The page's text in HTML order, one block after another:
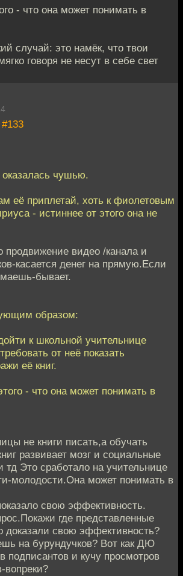
- что она может понимать в
случай: это намёк, что твои
говоря не несут в себе свет
#133
чушью.
её приплетай, хоть к фиолетовым
- истиннее от этого она не
видео /канала и
касается денег на прямую.Если
бывает.
образом:
к школьной учительнице
от неё показать
её книг.
- что она может понимать в
не книги писать,а обучать
развивает мозг и социальные
тд Это сработало на учительнице
молодости.Она может понимать в
свою эффективность.
где представленные
доказали свою эффективность?
на бурундучков? Вот как ДЮ
подписантов и кучу просмотров
вопреки?